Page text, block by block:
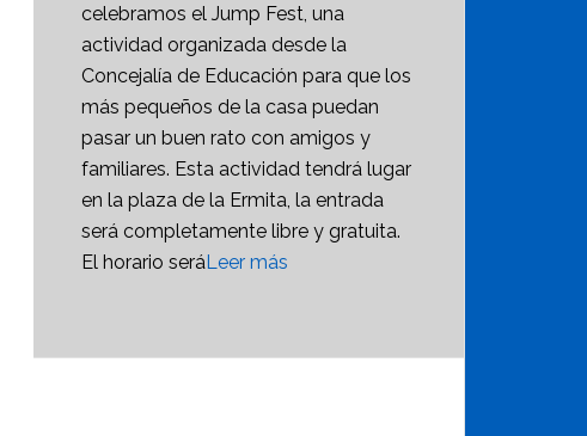
celebramos el Jump Fest, una
actividad organizada desde la
Concejalía de Educación para que los
más pequeños de la casa puedan
pasar un buen rato con amigos y
familiares. Esta actividad tendrá lugar
en la plaza de la Ermita, la entrada
será completamente libre y gratuita.
El horario seráLeer más